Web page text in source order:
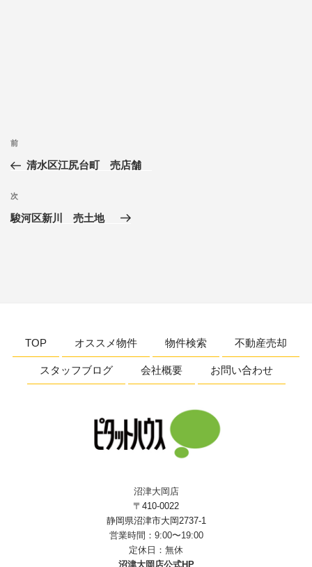
前
清水区江尻台町 売店舗
次
駿河区新川 売土地
TOP オススメ物件 物件検索 不動産売却
スタッフブログ 会社概要 お問い合わせ
沼津大岡店
〒410-0022
静岡県沼津市大岡2737-1
営業時間：9:00〜19:00
定休日：無休
沼津大岡店公式HP